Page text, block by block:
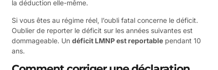
la déduction elle-même.
Si vous êtes au régime réel, l’oubli fatal concerne le déficit.
Oublier de reporter le déficit sur les années suivantes est
dommageable. Un déficit LMNP est reportable pendant 10
ans.